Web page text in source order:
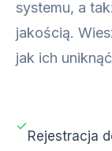
systemu, a
jakością.
jak ich
✓
Rejestracja